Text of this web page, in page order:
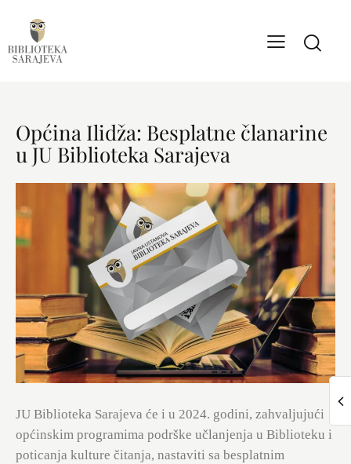
Općina Ilidža: Besplatne članarine
u JU Biblioteka Sarajeva
JU Biblioteka Sarajeva će i u 2024. godini, zahvaljujući
općinskim programima podrške učlanjenja u Biblioteku i
poticanja kulture čitanja, nastaviti sa besplatnim